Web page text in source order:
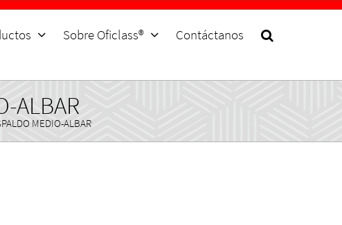
Sobre Oficlass® Contáctanos
ALBAR
MEDIO-ALBAR